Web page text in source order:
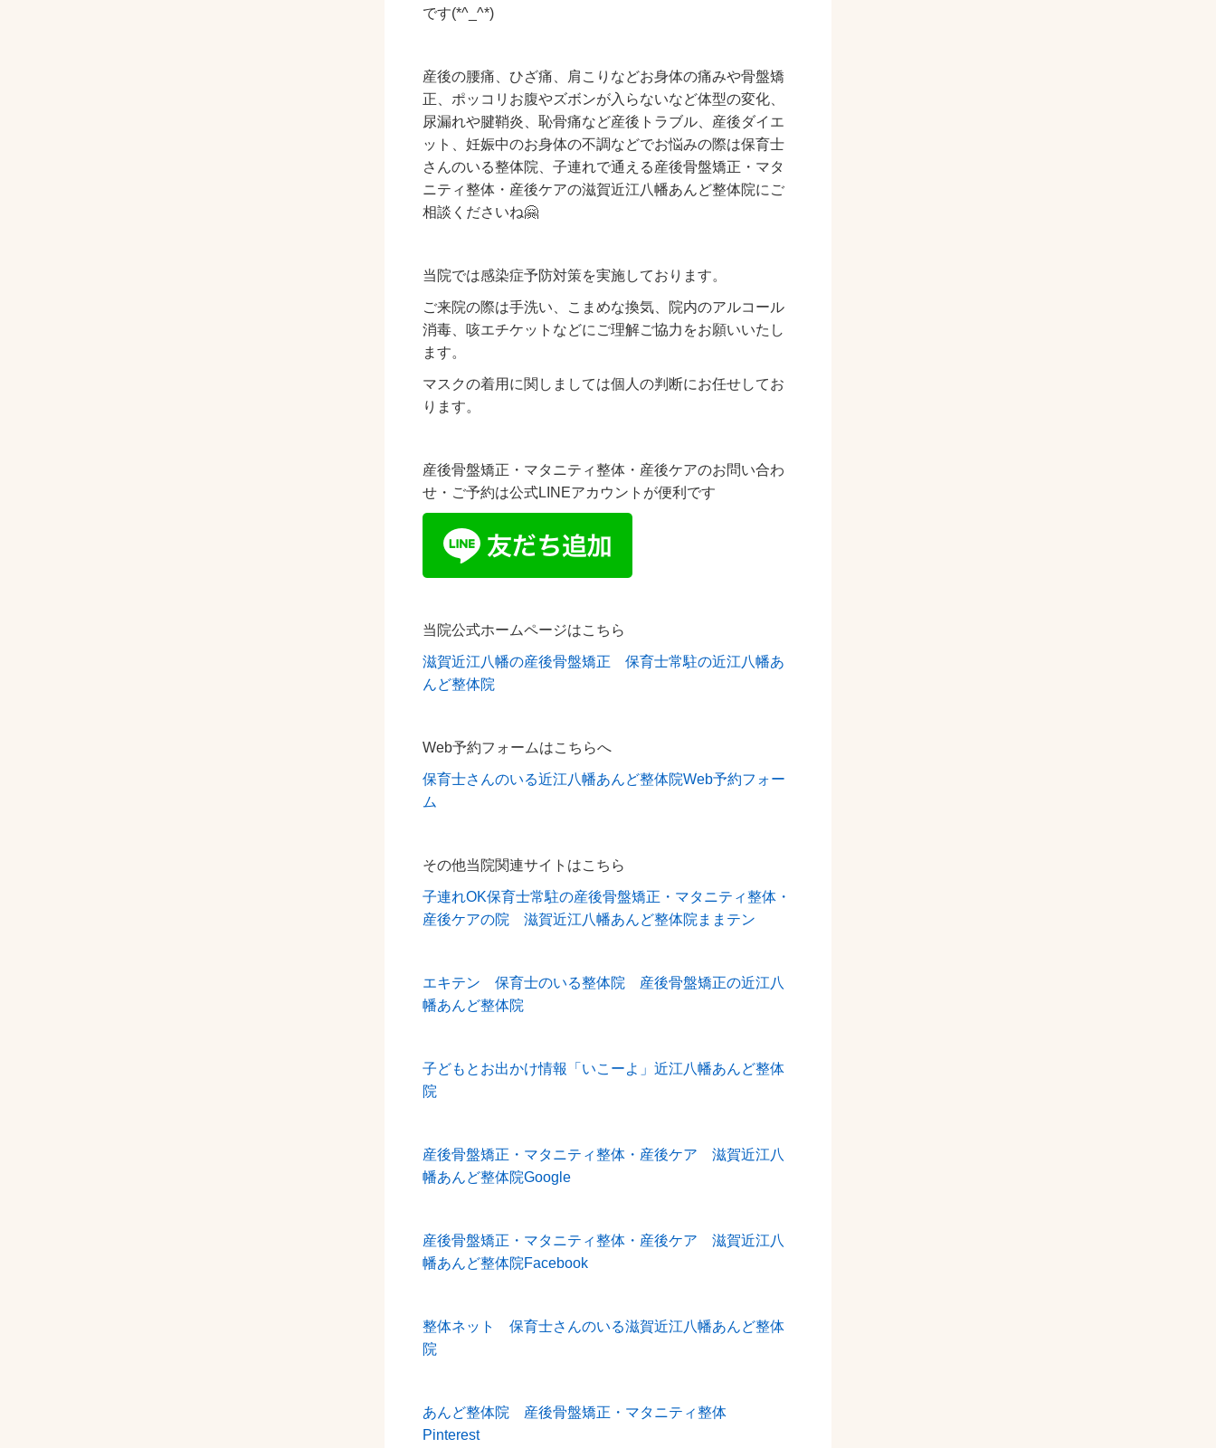
です(*^_^*)
産後の腰痛、ひざ痛、肩こりなどお身体の痛みや骨盤矯
正、ポッコリお腹やズボンが入らないなど体型の変化、
尿漏れや腱鞘炎、恥骨痛など産後トラブル、産後ダイエ
ット、妊娠中のお身体の不調などでお悩みの際は保育士
さんのいる整体院、子連れで通える産後骨盤矯正・マタ
ニティ整体・産後ケアの滋賀近江八幡あんど整体院にご
相談くださいね🤗
当院では感染症予防対策を実施しております。
ご来院の際は手洗い、こまめな換気、院内のアルコール
消毒、咳エチケットなどにご理解ご協力をお願いいたし
ます。
マスクの着用に関しましては個人の判断にお任せしてお
ります。
産後骨盤矯正・マタニティ整体・産後ケアのお問い合わ
せ・ご予約は公式LINEアカウントが便利です
当院公式ホームページはこちら
滋賀近江八幡の産後骨盤矯正 保育士常駐の近江八幡あ
んど整体院
Web予約フォームはこちらへ
保育士さんのいる近江八幡あんど整体院Web予約フォー
ム
その他当院関連サイトはこちら
子連れOK保育士常駐の産後骨盤矯正・マタニティ整体・
産後ケアの院 滋賀近江八幡あんど整体院ままテン
エキテン 保育士のいる整体院 産後骨盤矯正の近江八
幡あんど整体院
子どもとお出かけ情報「いこーよ」近江八幡あんど整体
院
産後骨盤矯正・マタニティ整体・産後ケア 滋賀近江八
幡あんど整体院Google
産後骨盤矯正・マタニティ整体・産後ケア 滋賀近江八
幡あんど整体院Facebook
整体ネット 保育士さんのいる滋賀近江八幡あんど整体
院
あんど整体院 産後骨盤矯正・マタニティ整体
Pinterest